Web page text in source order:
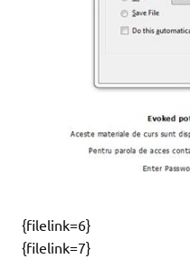
{filelink=6}
{filelink=7}